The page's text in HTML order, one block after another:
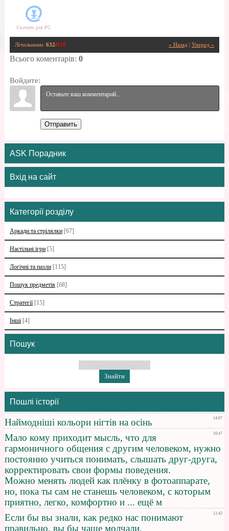
Скачати для PC
« Назад Уперед »
Лічильники: 632/419
Всього коментарів: 0
Войдите:
Отправить
ASK Порадник
Вхід на сайт
Категорії розділу
Аркади та стрілялки [67]
Настільні ігри [5]
Логічні та пазли [115]
Пошук предметів [68]
Стратегії [15]
Інші [4]
Пошук
Пошлі історії